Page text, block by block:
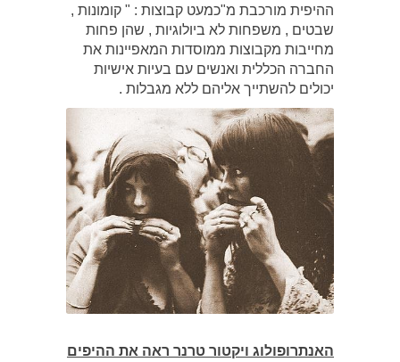
ההיפית מורכבת מ"כמעט קבוצות : " קומונות ,
שבטים , משפחות לא ביולוגיות , שהן פחות
מחייבות מקבוצות ממוסדות המאפיינות את
החברה הכללית ואנשים עם בעיות אישיות
יכולים להשתייך אליהם ללא מגבלות .
האנתרופולוג ויקטור טרנר ראה את ההיפים